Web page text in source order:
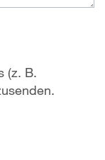
(z. B.